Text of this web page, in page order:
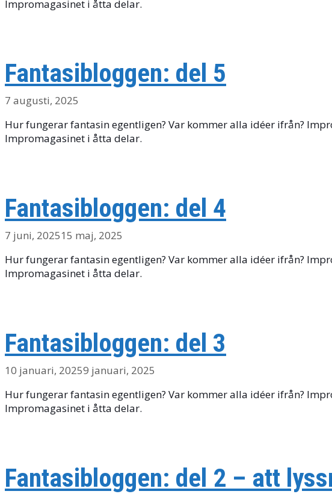
Impromagasinet i åtta delar.
Fantasibloggen: del 5
7 augusti, 2025
Hur fungerar fantasin egentligen? Var kommer alla idéer ifrån?
Impromagasinet i åtta delar.
Fantasibloggen: del 4
7 juni, 202515 maj, 2025
Hur fungerar fantasin egentligen? Var kommer alla idéer ifrån?
Impromagasinet i åtta delar.
Fantasibloggen: del 3
10 januari, 20259 januari, 2025
Hur fungerar fantasin egentligen? Var kommer alla idéer ifrån?
Impromagasinet i åtta delar.
Fantasibloggen: del 2 – att